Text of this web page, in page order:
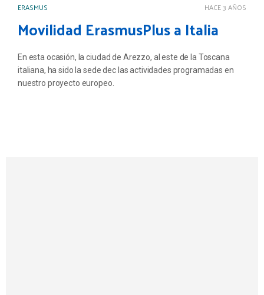
HACE 3 AÑOS
ERASMUS
Movilidad ErasmusPlus a Italia
En esta ocasión, la ciudad de Arezzo, al este de la Toscana
italiana, ha sido la sede dec las actividades programadas en
nuestro proyecto europeo.